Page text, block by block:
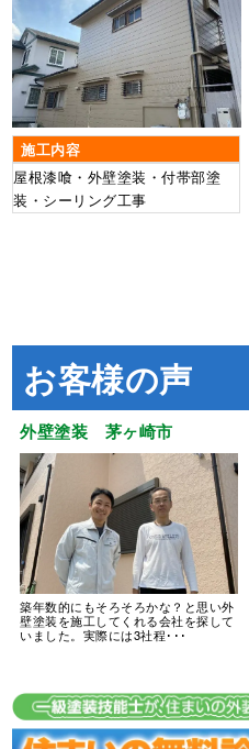
施工内容
屋根漆喰・外壁塗装・付帯部塗
装・シーリング工事
お客様の声
外壁塗装 茅ヶ崎市
築年数的にもそろそろかな？と思い外
壁塗装を施工してくれる会社を探して
いました。実際には3社程･･･